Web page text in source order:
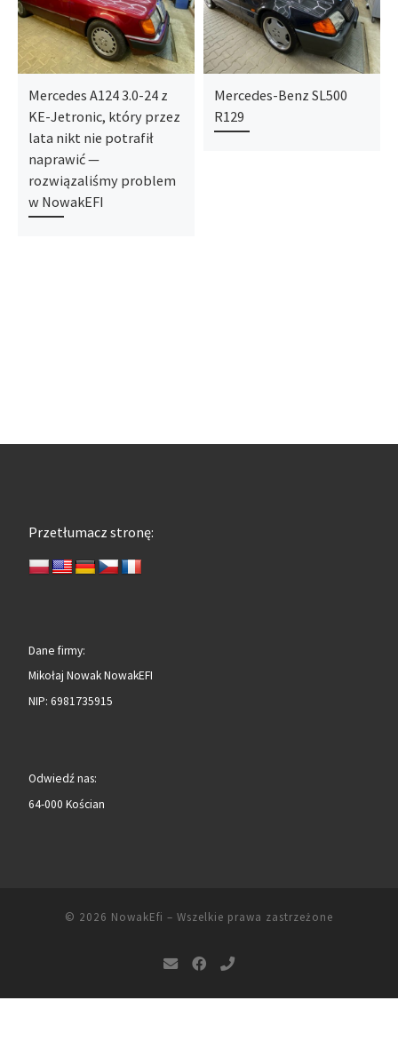
Mercedes A124 3.0-24 z
KE-Jetronic, który przez
lata nikt nie potrafił
naprawić —
rozwiązaliśmy problem
w NowakEFI
Mercedes-Benz SL500
R129
Przetłumacz stronę:
Dane firmy:
Mikołaj Nowak NowakEFI
NIP: 6981735915
Odwiedź nas:
64-000 Kościan
© 2026 NowakEfi – Wszelkie prawa zastrzeżone